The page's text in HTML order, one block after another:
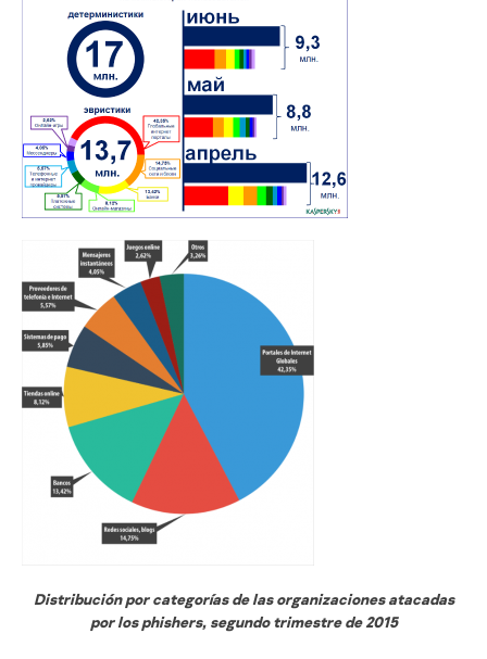
Distribución por categorías de las organizaciones atacadas
por los phishers, segundo trimestre de 2015